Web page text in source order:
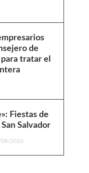
de
tratar el
Fiestas de
Salvador
2026